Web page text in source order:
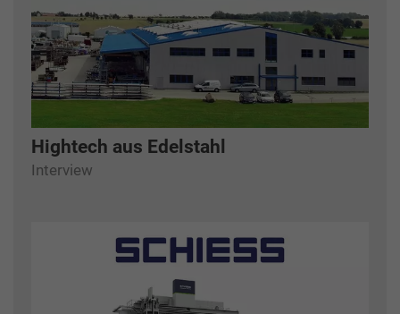
Hightech aus Edelstahl
Interview